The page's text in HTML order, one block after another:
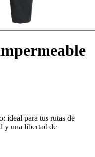
ideal para tus rutas de
y una libertad de